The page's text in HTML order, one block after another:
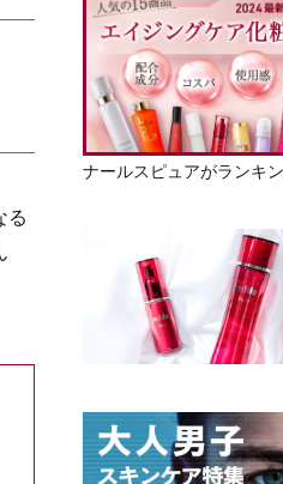
る
ナールスピュアがランキ